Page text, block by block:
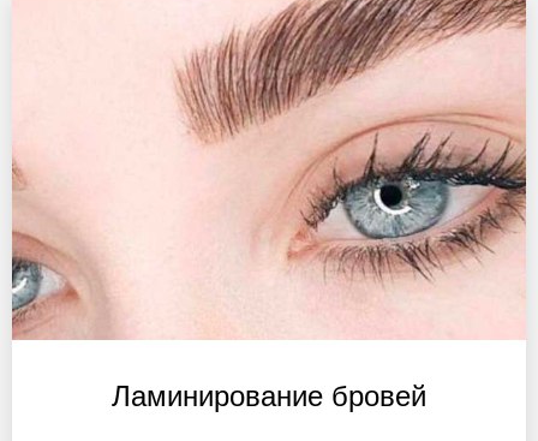
Ламинирование бровей